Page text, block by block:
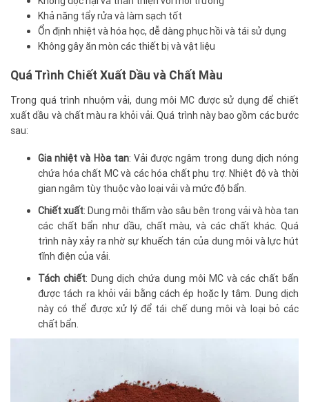
Khả năng tẩy rửa và làm sạch tốt
Ổn định nhiệt và hóa học, dễ dàng phục hồi và tái sử dụng
Không gây ăn mòn các thiết bị và vật liệu
Quá Trình Chiết Xuất Dầu và Chất Màu
Trong quá trình nhuộm vải, dung môi MC được sử dụng để chiết
xuất dầu và chất màu ra khỏi vải. Quá trình này bao gồm các bước
sau:
Gia nhiệt và Hòa tan: Vải được ngâm trong dung dịch nóng
chứa hóa chất MC và các hóa chất phụ trợ. Nhiệt độ và thời
gian ngâm tùy thuộc vào loại vải và mức độ bẩn.
Chiết xuất: Dung môi thấm vào sâu bên trong vải và hòa tan
các chất bẩn như dầu, chất màu, và các chất khác. Quá
trình này xảy ra nhờ sự khuếch tán của dung môi và lực hút
tĩnh điện của vải.
Tách chiết: Dung dịch chứa dung môi MC và các chất bẩn
được tách ra khỏi vải bằng cách ép hoặc ly tâm. Dung dịch
này có thể được xử lý để tái chế dung môi và loại bỏ các
chất bẩn.